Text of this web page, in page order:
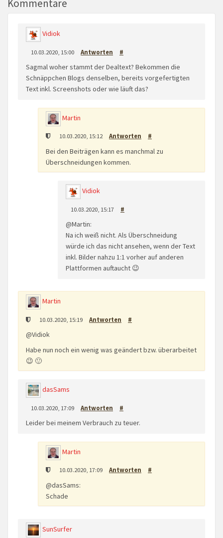
Kommentare
Vidiok
10.03.2020, 15:00 Antworten #
Sagmal woher stammt der Dealtext? Bekommen die
Schnäppchen Blogs denselben, bereits vorgefertigten
Text inkl. Screenshots oder wie läuft das?
Martin
10.03.2020, 15:12 Antworten #
Bei den Beiträgen kann es manchmal zu
Überschneidungen kommen.
Vidiok
10.03.2020, 15:17 #
@Martin:
Na ich weiß nicht. Als Überschneidung
würde ich das nicht ansehen, wenn der Text
inkl. Bilder nahzu 1:1 vorher auf anderen
Plattformen auftaucht 😉
Martin
10.03.2020, 15:19 Antworten #
@Vidiok
Habe nun noch ein wenig was geändert bzw. überarbeitet
😉 🙂
dasSams
10.03.2020, 17:09 Antworten #
Leider bei meinem Verbrauch zu teuer.
Martin
10.03.2020, 17:09 Antworten #
@dasSams:
Schade
SunSurfer